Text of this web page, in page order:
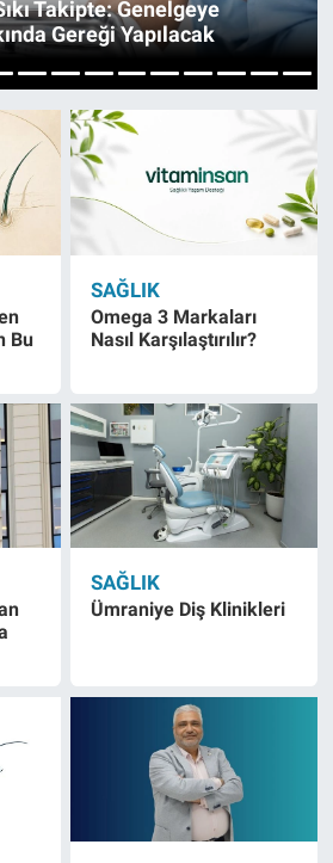
Takipte: Genelgeye
Gereği Yapılacak
Bu
SAĞLIK
Omega 3 Markaları
Nasıl Karşılaştırılır?
SAĞLIK
Ümraniye Diş Klinikleri